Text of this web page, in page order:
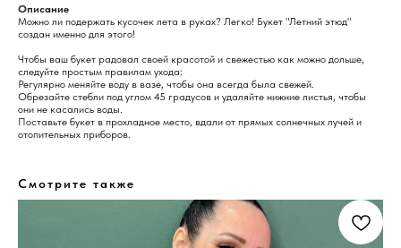
Описание
Можно ли подержать кусочек лета в руках? Легко! Букет "Летний этюд"
создан именно для этого!
Чтобы ваш букет радовал своей красотой и свежестью как можно дольше,
следуйте простым правилам ухода:
Регулярно меняйте воду в вазе, чтобы она всегда была свежей.
Обрезайте стебли под углом 45 градусов и удаляйте нижние листья, чтобы
они не касались воды.
Поставьте букет в прохладное место, вдали от прямых солнечных лучей и
отопительных приборов.
Смотрите также